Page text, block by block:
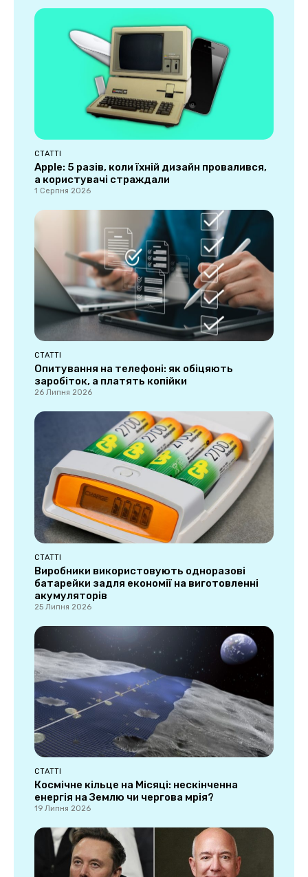
СТАТТІ
Apple: 5 разів, коли їхній дизайн провалився,
а користувачі страждали
1 Серпня 2026
СТАТТІ
Опитування на телефоні: як обіцяють
заробіток, а платять копійки
26 Липня 2026
СТАТТІ
Виробники використовують одноразові
батарейки задля економії на виготовленні
акумуляторів
25 Липня 2026
СТАТТІ
Космічне кільце на Місяці: нескінченна
енергія на Землю чи чергова мрія?
19 Липня 2026